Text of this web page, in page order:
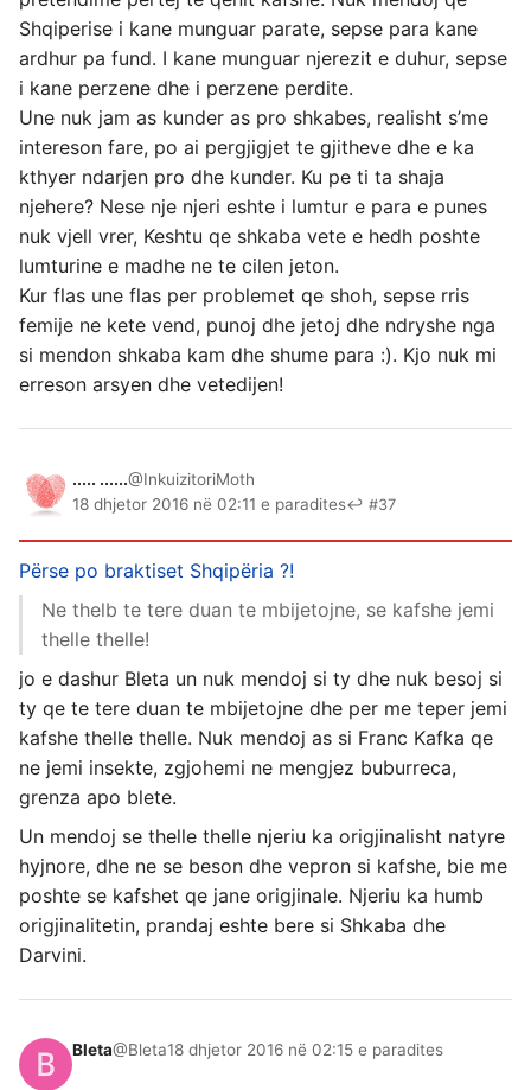
Shqiperise i kane munguar parate, sepse para kane
ardhur pa fund. I kane munguar njerezit e duhur, sepse
i kane perzene dhe i perzene perdite.
Une nuk jam as kunder as pro shkabes, realisht s’me
intereson fare, po ai pergjigjet te gjitheve dhe e ka
kthyer ndarjen pro dhe kunder. Ku pe ti ta shaja
njehere? Nese nje njeri eshte i lumtur e para e punes
nuk vjell vrer, Keshtu qe shkaba vete e hedh poshte
lumturine e madhe ne te cilen jeton.
Kur flas une flas per problemet qe shoh, sepse rris
femije ne kete vend, punoj dhe jetoj dhe ndryshe nga
si mendon shkaba kam dhe shume para :). Kjo nuk mi
erreson arsyen dhe vetedijen!
..... ......@InkuizitoriMoth
18 dhjetor 2016 në 02:11 e paradites↩ #37
Përse po braktiset Shqipëria ?!
Ne thelb te tere duan te mbijetojne, se kafshe jemi
thelle thelle!
jo e dashur Bleta un nuk mendoj si ty dhe nuk besoj si
ty qe te tere duan te mbijetojne dhe per me teper jemi
kafshe thelle thelle. Nuk mendoj as si Franc Kafka qe
ne jemi insekte, zgjohemi ne mengjez buburreca,
grenza apo blete.
Un mendoj se thelle thelle njeriu ka origjinalisht natyre
hyjnore, dhe ne se beson dhe vepron si kafshe, bie me
poshte se kafshet qe jane origjinale. Njeriu ka humb
origjinalitetin, prandaj eshte bere si Shkaba dhe
Darvini.
Bleta@Bleta18 dhjetor 2016 në 02:15 e paradites